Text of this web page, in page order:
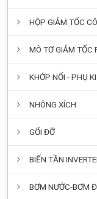
HỘP GIẢM TỐC
MÔ TƠ GIẢM TỐC
KHỚP NỐI - PHỤ
NHÔNG XÍCH
GỐI ĐỠ
BIẾN TẦN
BƠM NƯỚC-BƠM